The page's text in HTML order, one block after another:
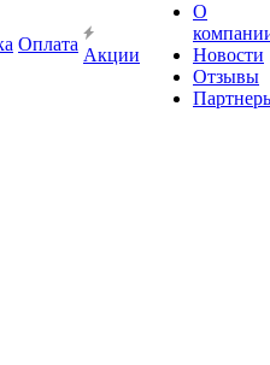
Оплата
Акции
О
Новости
Отзывы